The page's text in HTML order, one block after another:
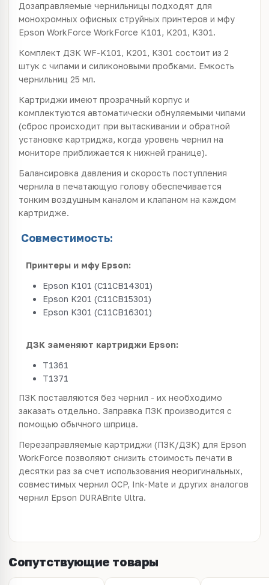
Дозаправляемые чернильницы подходят для
монохромных офисных струйных принтеров и мфу
Epson WorkForce WorkForce K101, K201, K301.
Комплект ДЗК WF-K101, K201, K301 состоит из 2
штук с чипами и силиконовыми пробками. Емкость
чернильниц 25 мл.
Картриджи имеют прозрачный корпус и
комплектуются автоматически обнуляемыми чипами
(сброс происходит при вытаскивании и обратной
установке картриджа, когда уровень чернил на
мониторе приближается к нижней границе).
Балансировка давления и скорость поступления
чернила в печатающую голову обеспечивается
тонким воздушным каналом и клапаном на каждом
картридже.
Совместимость:
Принтеры и мфу Epson:
Epson K101 (C11CB14301)
Epson K201 (C11CB15301)
Epson K301 (C11CB16301)
ДЗК заменяют картриджи Epson:
T1361
T1371
ПЗК поставляются без чернил - их необходимо
заказать отдельно. Заправка ПЗК производится с
помощью обычного шприца.
Перезаправляемые картриджи (ПЗК/ДЗК) для Epson
WorkForce позволяют снизить стоимость печати в
десятки раз за счет использования неоригинальных,
совместимых чернил OCP, Ink-Mate и других аналогов
чернил Epson DURABrite Ultra.
Сопутствующие товары